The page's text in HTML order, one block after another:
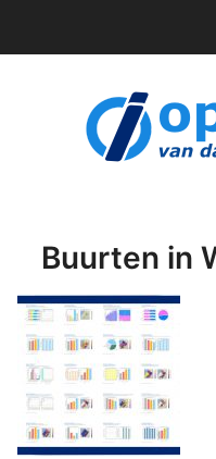
Downloads
Buurten in